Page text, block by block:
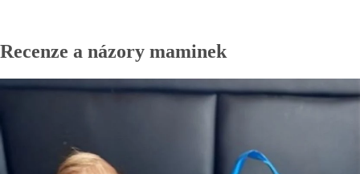
Recenze a názory maminek